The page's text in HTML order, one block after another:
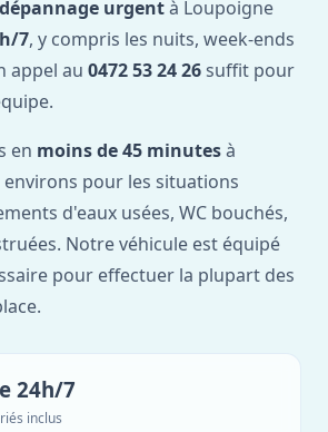
urgentà Loupoigne
7, y compris les nuits, week-ends
appel au 0472 53 24 26 suffit pour
en moins de 45 minutesà
environs pour les situations
d'eaux usées, WC bouchés,
Notre véhicule est équipé
pour effectuer la plupart des
24h/7
inclus